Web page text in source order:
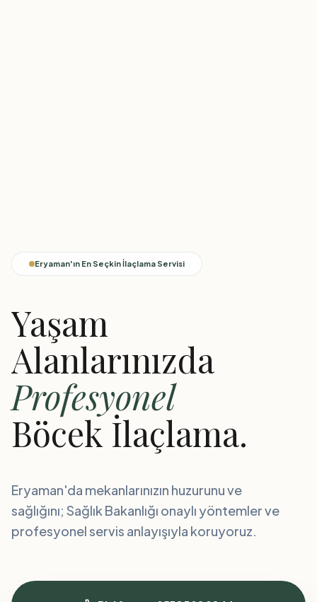
Eryaman'ın En Seçkin İlaçlama Servisi
Yaşam
Alanlarınızda
Profesyonel
Böcek İlaçlama.
Eryaman'da mekanlarınızın huzurunu ve
sağlığını; Sağlık Bakanlığı onaylı yöntemler ve
profesyonel servis anlayışıyla koruyoruz.